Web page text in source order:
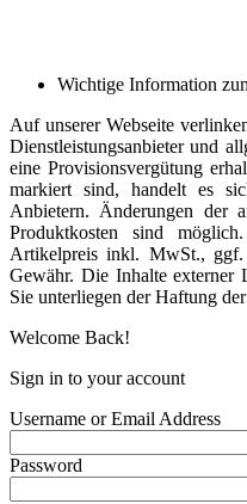
Wichtige Information
Auf unserer Webseite
Dienstleistungsanbieter und
eine Provisionsvergütung
markiert sind, handelt es
Anbietern. Änderungen der
Produktkosten sind
Artikelpreis inkl. MwSt.,
Gewähr. Die Inhalte externer
Sie unterliegen der Haftung
Welcome Back!
Sign in to your account
Username or Email Address
Password